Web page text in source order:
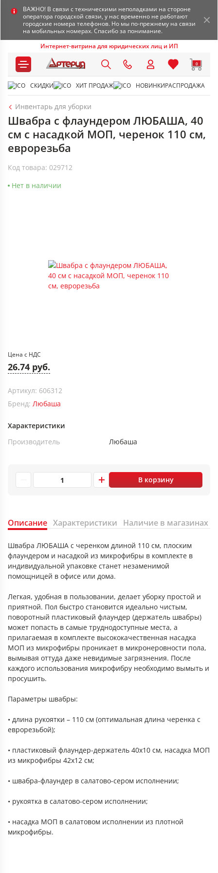
ВАЖНО! В связи с техническими неполадками на стороне
оператора городской связи, у нас временно не работают
городские номера телефонов. Но мы по-прежнему на связи
на мобильных номерах. Спасибо за понимание.
Интернет-витрина для юридических лиц и ИП
0
СКИДКИ ХИТ ПРОДАЖ НОВИНКИРАСПРОДАЖА
Инвентарь для уборки
Швабра с флаундером ЛЮБАША, 40
см с насадкой МОП, черенок 110 см,
еврорезьба
Код товара: 029712
Нет в наличии
Цена с НДС
26.74 руб.
Артикул: 606312
Бренд: Любаша
Характеристики
Производитель
Любаша
В корзину
Описание Характеристики Наличие в магазинах
Швабра ЛЮБАША с черенком длиной 110 см, плоским
флаундером и насадкой из микрофибры в комплекте в
индивидуальной упаковке станет незаменимой
помощницей в офисе или дома.
Легкая, удобная в пользовании, делает уборку простой и
приятной. Пол быстро становится идеально чистым,
поворотный пластиковый флаундер (держатель швабры)
может попасть в самые труднодоступные места, а
прилагаемая в комплекте высококачественная насадка
МОП из микрофибры проникает в микронеровности пола,
вымывая оттуда даже невидимые загрязнения. После
каждого использования микрофибру необходимо вымыть и
просушить.
Параметры швабры:
• длина рукоятки – 110 см (оптимальная длина черенка с
еврорезьбой);
• пластиковый флаундер-держатель 40х10 см, насадка МОП
из микрофибры 42х12 см;
• швабра-флаундер в салатово-сером исполнении;
• рукоятка в салатово-сером исполнении;
• насадка МОП в салатовом исполнении из плотной
микрофибры.